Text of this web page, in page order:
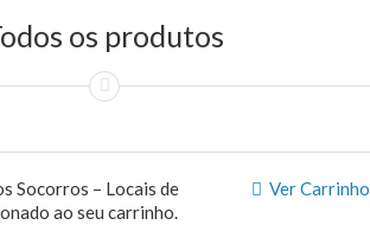
os produtos
Ver Carrinho
Socorros – Locais de
ao seu carrinho.